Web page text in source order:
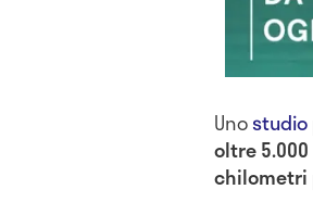
Unostudio
oltre
chilometri